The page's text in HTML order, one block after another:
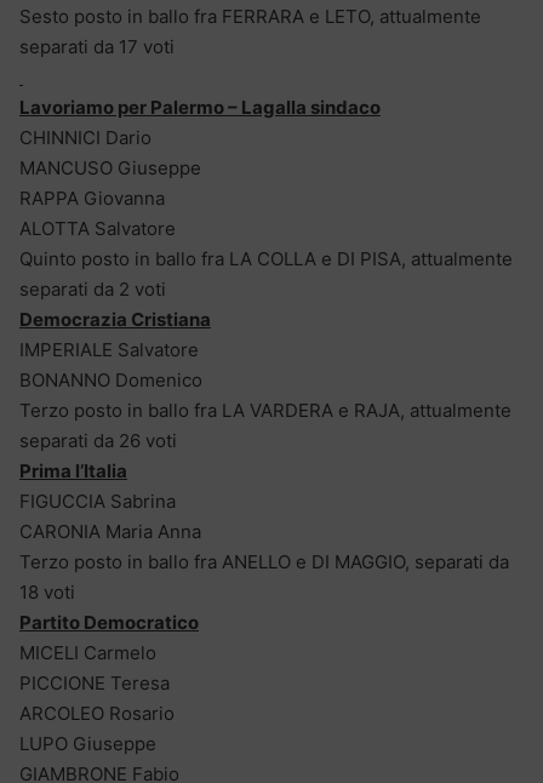
Sesto posto in ballo fra FERRARA e LETO, attualmente
separati da 17 voti
Lavoriamo per Palermo – Lagalla sindaco
CHINNICI Dario
MANCUSO Giuseppe
RAPPA Giovanna
ALOTTA Salvatore
Quinto posto in ballo fra LA COLLA e DI PISA, attualmente
separati da 2 voti
Democrazia Cristiana
IMPERIALE Salvatore
BONANNO Domenico
Terzo posto in ballo fra LA VARDERA e RAJA, attualmente
separati da 26 voti
Prima l’Italia
FIGUCCIA Sabrina
CARONIA Maria Anna
Terzo posto in ballo fra ANELLO e DI MAGGIO, separati da
18 voti
Partito Democratico
MICELI Carmelo
PICCIONE Teresa
ARCOLEO Rosario
LUPO Giuseppe
GIAMBRONE Fabio